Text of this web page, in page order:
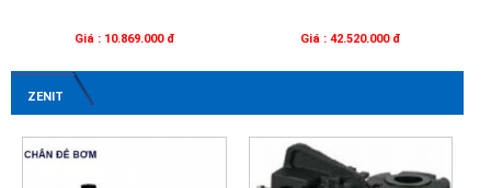
Giá : 10.869.000 đ Giá : 42.520.000 đ
ZENIT